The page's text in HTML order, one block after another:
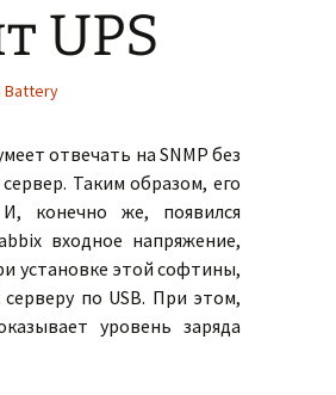
UPS
Battery
отвечать на SNMP без
Таким образом, его
И, конечно же, появился
входное напряжение,
установке этой софтины,
по USB. При этом,
уровень заряда